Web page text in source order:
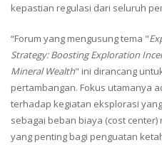
kepastian regulasi dari seluruh
“Forum yang mengusung tema "
Strategy: Boosting Exploration
Mineral Wealth" ini dirancang
pertambangan. Fokus utamanya
terhadap kegiatan eksplorasi
sebagai beban biaya (cost
yang penting bagi penguatan